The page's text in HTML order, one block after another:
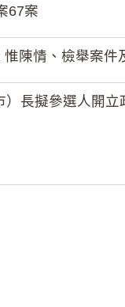
67案
情、檢舉案件及
擬參選人開立政